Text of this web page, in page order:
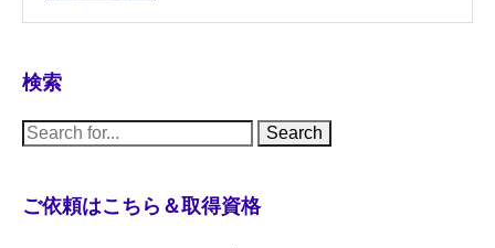
検索
S
e
c
h
ご依頼はこちら＆取得資格